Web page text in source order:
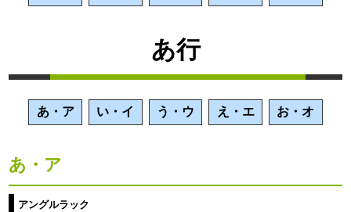
あ行
あ・ア い・イ う・ウ え・エ お・オ
あ・ア
アングルラック